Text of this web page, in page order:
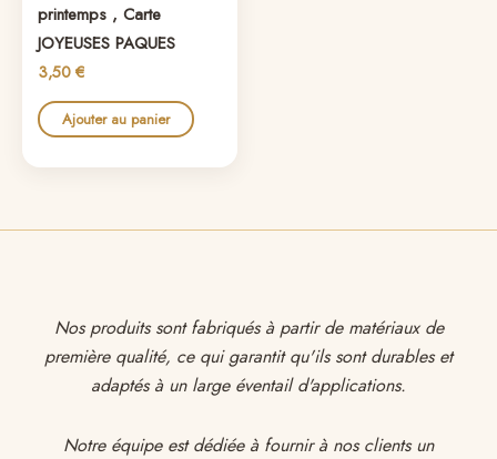
printemps , Carte
JOYEUSES PAQUES
3,50 €
Ajouter au panier
Nos produits sont fabriqués à partir de matériaux de
première qualité, ce qui garantit qu'ils sont durables et
adaptés à un large éventail d'applications.
Notre équipe est dédiée à fournir à nos clients un